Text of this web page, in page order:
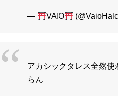
— VAIO
アカシックタレス全然
らん